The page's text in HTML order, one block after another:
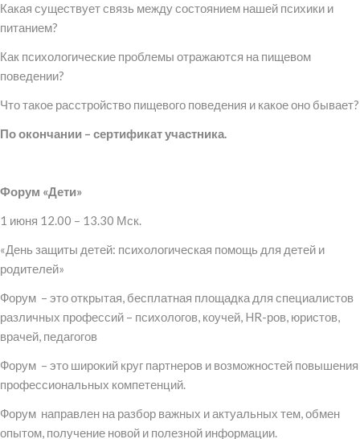
Какая существует связь между состоянием нашей психики и
питанием?
Как психологические проблемы отражаются на пищевом
поведении?
Что такое расстройство пищевого поведения и какое оно бывает?
По окончании – сертификат участника.
Форум «Дети»
1 июня 12.00 – 13.30 Мск.
«День защиты детей: психологическая помощь для детей и
родителей»
Форум – это открытая, бесплатная площадка для специалистов
различных профессий – психологов, коучей, HR-ров, юристов,
врачей, педагогов
Форум – это широкий круг партнеров и возможностей повышения
профессиональных компетенций.
Форум направлен на разбор важных и актуальных тем, обмен
опытом, получение новой и полезной информации.